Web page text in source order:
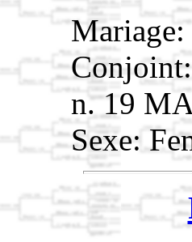
Conjoint:
n. 19
Sexe: